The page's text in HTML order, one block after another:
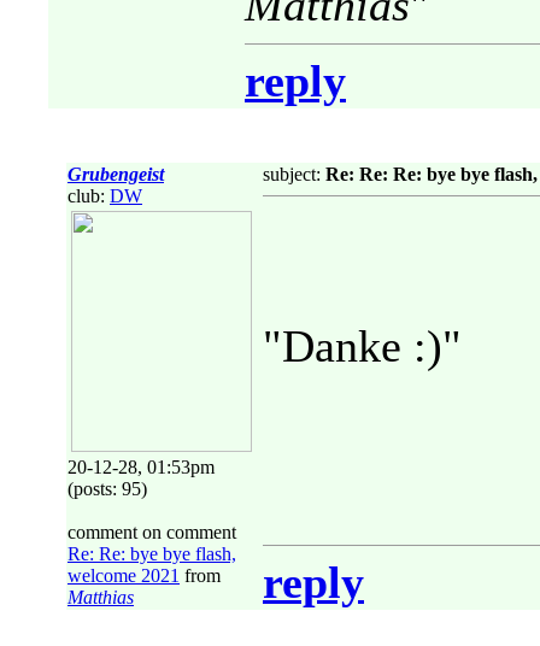
reply
Grubengeist
club: DW
20-12-28, 01:53pm
(posts: 95)
comment on comment
Re: Re: bye bye flash,
welcome 2021 from
Matthias
subject: Re: Re: Re: bye bye
"Danke :)"
reply